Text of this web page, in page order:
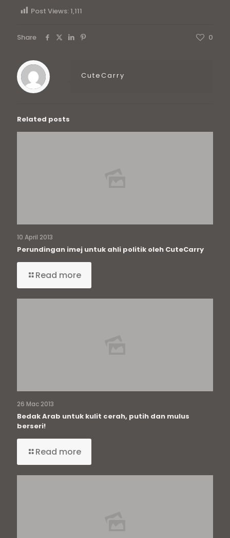
Post Views: 1,111
Share 0
CuteCarry
Related posts
10 April 2013
Perundingan imej untuk ahli politik oleh CuteCarry
Read more
26 Mac 2013
Bedak Arab untuk kulit cerah, putih dan mulus
berseri!
Read more